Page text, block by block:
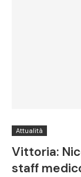
Attualità
Vittoria:
staff